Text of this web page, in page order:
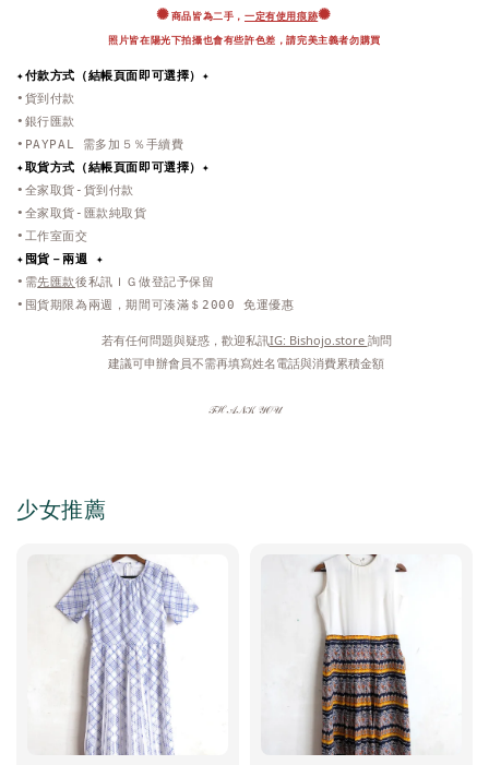
✺ 商品皆為二手， 一定有使用痕跡✺
照片皆在陽光下拍攝也會有些許色差，請完美主義者勿購買
✦付款方式（結帳頁面即可選擇）✦
•貨到付款
•銀行匯款
•PAYPAL 需多加５％手續費
✦取貨方式 （結帳頁面即可選擇） ✦
•全家取貨-貨到付款
•全家取貨-匯款純取貨
•工作室面交
✦ 囤貨－兩週 ✦
•需先匯款後私訊ＩＧ做登記予保留
•囤貨期限為兩週，期間可湊滿＄2000 免運優惠
若有任何問題與疑惑，歡迎私訊IG: Bishojo.store 詢問
建議可申辦會員不需再填寫姓名電話與消費累積金額
𝒯ℋ𝒜𝒩𝒦 𝒴𝒪𝒰
少女推薦